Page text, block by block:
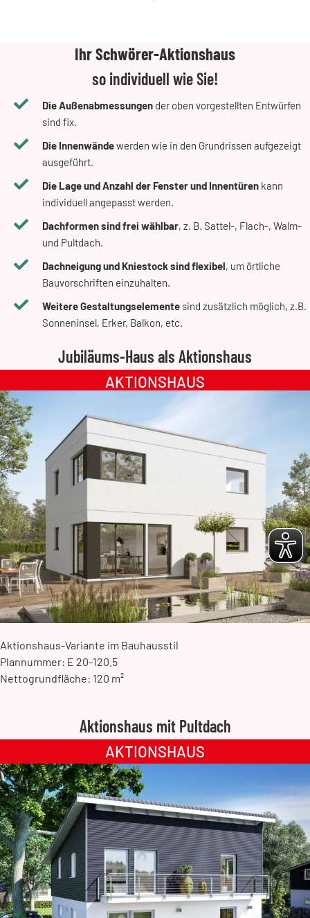
Ihr Schwörer-Aktionshaus
so individuell wie Sie!
Die Außenabmessungen der oben vorgestellten Entwürfen
sind fix.
Die Innenwändewerden wie in den Grundrissen aufgezeigt
ausgeführt.
Die Lage und Anzahl der Fenster und Innentüren kann
individuell angepasst werden.
Dachformen sind frei wählbar, z. B. Sattel-, Flach-, Walm-
und Pultdach.
Dachneigung und Kniestock sind flexibel, um örtliche
Bauvorschriften einzuhalten.
Weitere Gestaltungselemente sind zusätzlich möglich, z.B.
Sonneninsel, Erker, Balkon, etc.
Jubiläums-Haus als Aktionshaus
AKTIONSHAUS
Aktionshaus-Variante im Bauhausstil
Plannummer: E 20-120.5
Nettogrundfläche: 120 m²
Aktionshaus mit Pultdach
AKTIONSHAUS